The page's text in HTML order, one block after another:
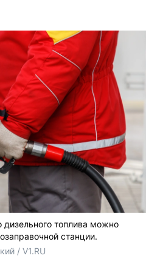
дизельного топлива можно
станции.
/ V1.RU